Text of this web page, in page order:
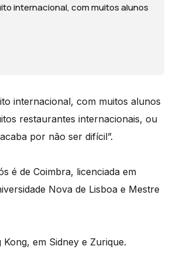
internacional, com muitos alunos
internacional, com muitos alunos
restaurantes internacionais, ou
por não ser difícil”.
é de Coimbra, licenciada em
Nova de Lisboa e Mestre
em Sidney e Zurique.